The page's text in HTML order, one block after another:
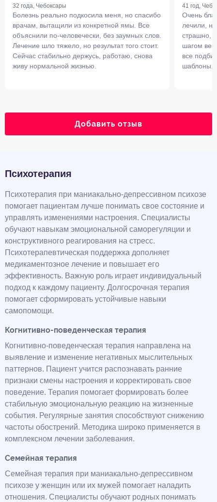
32 года, Чебоксары
Болезнь реально подкосила меня, но спасибо
врачам, вытащили из конкретной ямы. Все
объяснили по-человечески, без заумных слов.
Лечение шло тяжело, но результат того стоит.
Сейчас стабильно держусь, работаю, снова
живу нормальной жизнью.
41 год,
Очень
лечили,
страшно,
шагом
все
шаблоны.
Добавить отзыв
Психотерапия
Психотерапия при маниакально-депрессивном психозе
помогает пациентам лучше понимать свое состояние и
управлять изменениями настроения. Специалисты
обучают навыкам эмоциональной саморегуляции и
конструктивного реагирования на стресс.
Психотерапевтическая поддержка дополняет
медикаментозное лечение и повышает его
эффективность. Важную роль играет индивидуальный
подход к каждому пациенту. Долгосрочная терапия
помогает сформировать устойчивые навыки
самопомощи.
Когнитивно-поведенческая терапия
Когнитивно-поведенческая терапия направлена на
выявление и изменение негативных мыслительных
паттернов. Пациент учится распознавать ранние
признаки смены настроения и корректировать свое
поведение. Терапия помогает формировать более
стабильную эмоциональную реакцию на жизненные
события. Регулярные занятия способствуют снижению
частоты обострений. Методика широко применяется в
комплексном лечении заболевания.
Семейная терапия
Семейная терапия при маниакально-депрессивном
психозе у женщин или их мужей помогает наладить
отношения. Специалисты обучают родных понимать